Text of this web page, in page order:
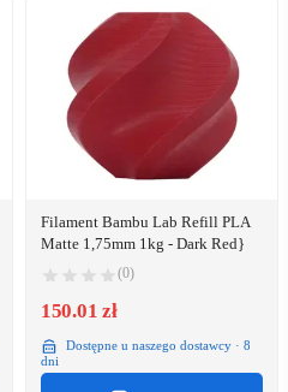
Filament Bambu Lab Refill PLA
Matte 1,75mm 1kg - Dark Red}
(0)
150.01 zł
Dostępne u naszego dostawcy · 8
dni